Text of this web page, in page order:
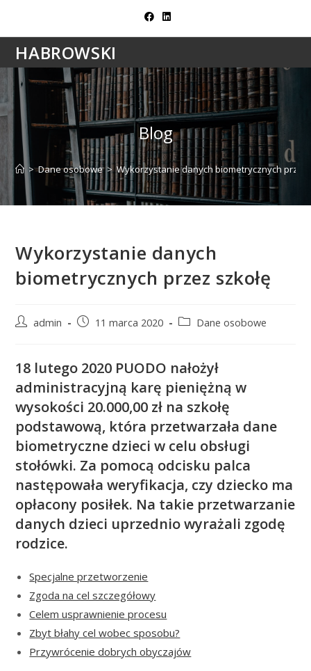
HABROWSKI
Blog
> Dane osobowe > Wykorzystanie danych biometrycznych przez
Wykorzystanie danych
biometrycznych przez szkołę
Postadmin
Post11 marca 2020
PostDane osobowe
18 lutego 2020 PUODO nałożył
administracyjną karę pieniężną w
wysokości 20.000,00 zł na szkołę
podstawową, która przetwarzała dane
biometryczne dzieci w celu obsługi
stołówki. Za pomocą odcisku palca
następowała weryfikacja, czy dziecko ma
opłacony posiłek. Na takie przetwarzanie
danych dzieci uprzednio wyrażali zgodę
rodzice.
Specjalne przetworzenie
Zgoda na cel szczegółowy
Celem usprawnienie procesu
Zbyt błahy cel wobec sposobu?
Przywrócenie dobrych obyczajów